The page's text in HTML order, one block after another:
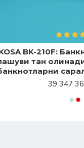
BK-210F:
тан
39 347